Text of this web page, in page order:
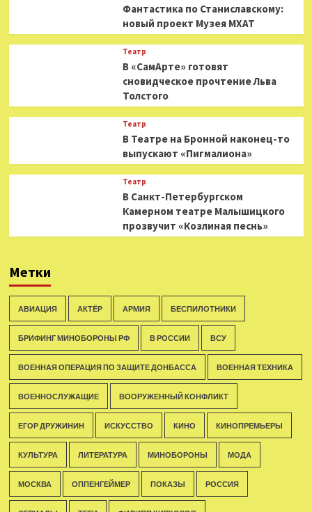
Фантастика по Станиславскому:
новый проект Музея МХАТ
Театр
В «СамАрте» готовят
сновидческое прочтение Льва
Толстого
Театр
В Театре на Бронной наконец-то
выпускают «Пигмалиона»
Театр
В Санкт-Петербургском
Камерном театре Малышицкого
прозвучит «Козлиная песнь»
Метки
АВИАЦИЯ АКТЁР АРМИЯ БЕСПИЛОТНИКИ
БРИФИНГ МИНОБОРОНЫ РФ В РОССИИ ВСУ
ВОЕННАЯ ОПЕРАЦИЯ ПО ЗАЩИТЕ ДОНБАССА ВОЕННАЯ ТЕХНИКА
ВОЕННОСЛУЖАЩИЕ ВООРУЖЕННЫЙ КОНФЛИКТ
ЕГОР ДРУЖИНИН ИСКУССТВО КИНО КИНОПРЕМЬЕРЫ
КУЛЬТУРА ЛИТЕРАТУРА МИНОБОРОНЫ МОДА
МОСКВА ОППЕНГЕЙМЕР ПОКАЗЫ РОССИЯ